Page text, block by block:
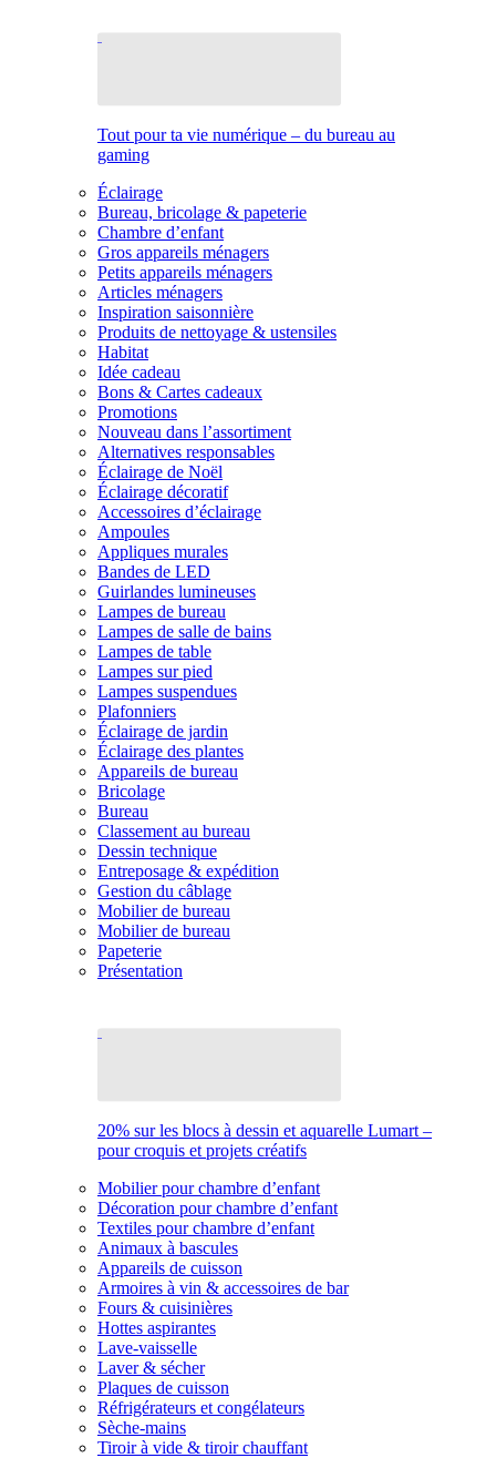
Tout pour ta vie numérique – du bureau au
gaming
Éclairage
Bureau, bricolage & papeterie
Chambre d’enfant
Gros appareils ménagers
Petits appareils ménagers
Articles ménagers
Inspiration saisonnière
Produits de nettoyage & ustensiles
Habitat
Idée cadeau
Bons & Cartes cadeaux
Promotions
Nouveau dans l’assortiment
Alternatives responsables
Éclairage de Noël
Éclairage décoratif
Accessoires d’éclairage
Ampoules
Appliques murales
Bandes de LED
Guirlandes lumineuses
Lampes de bureau
Lampes de salle de bains
Lampes de table
Lampes sur pied
Lampes suspendues
Plafonniers
Éclairage de jardin
Éclairage des plantes
Appareils de bureau
Bricolage
Bureau
Classement au bureau
Dessin technique
Entreposage & expédition
Gestion du câblage
Mobilier de bureau
Mobilier de bureau
Papeterie
Présentation
20% sur les blocs à dessin et aquarelle Lumart –
pour croquis et projets créatifs
Mobilier pour chambre d’enfant
Décoration pour chambre d’enfant
Textiles pour chambre d’enfant
Animaux à bascules
Appareils de cuisson
Armoires à vin & accessoires de bar
Fours & cuisinières
Hottes aspirantes
Lave-vaisselle
Laver & sécher
Plaques de cuisson
Réfrigérateurs et congélateurs
Sèche-mains
Tiroir à vide & tiroir chauffant